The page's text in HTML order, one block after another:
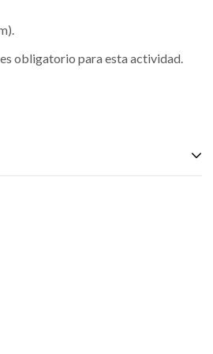
obligatorio para esta actividad.
el uso de zapatos cerrados o para
que acredite ser mayor a 18 años
problemas de espalda,